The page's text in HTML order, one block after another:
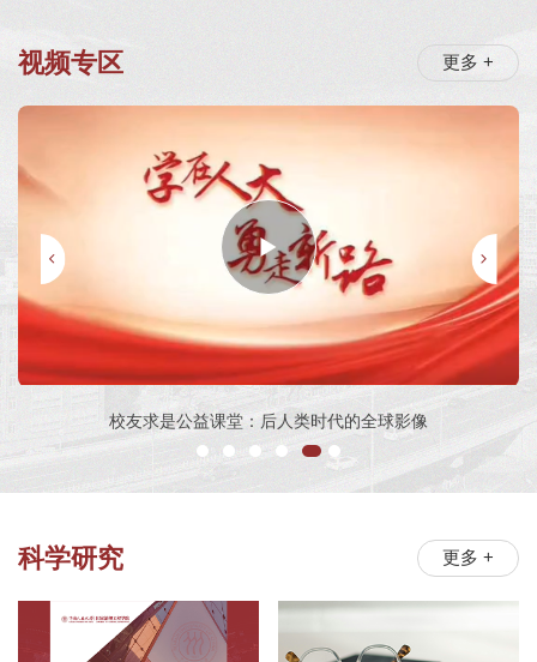
视频专区 更多 +
新平台 新征程
科学研究 更多 +